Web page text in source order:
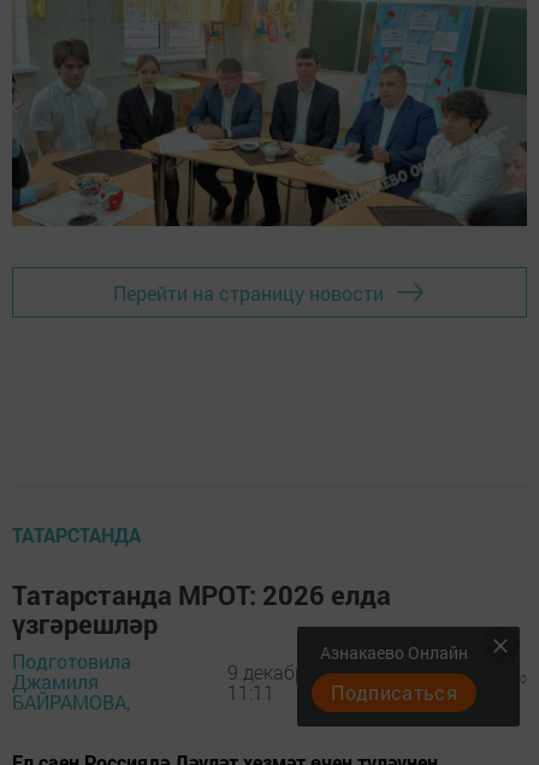
Перейти на страницу новости
ТАТАРСТАНДА
Татарстанда МРОТ: 2026 елда
үзгәрешләр
Подготовила
Джамиля
БАЙРАМОВА,
9 декабрь 2025 -
11:11
0
Азнакаево Онлайн
Подписаться